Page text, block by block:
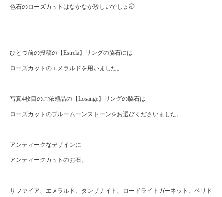
色石のローズカットはなかなか珍しいでしょ🤭
ひとつ前の投稿の【Estrela】リングの脇石には
ローズカットのエメラルドを用いました。
写真4枚目のご依頼品の【Losange】リングの脇石は
ローズカットのブルームーンストーンをお選びくださいました。
アンティークなデザインに
アンティークカットのお石。
サファイア、エメラルド、タンザナイト、ロードライトガーネット、ペリド